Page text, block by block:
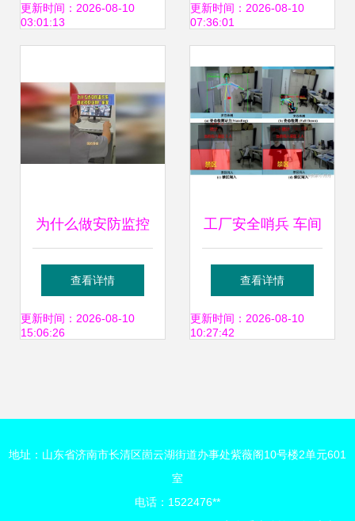
训装置的应用与价
更新时间：2026-08-10
03:01:13
统 守护安全，助推
更新时间：2026-08-10
07:36:01
为什么做安防监控
系统必须找专业厂
家 安全系统监控服
查看详情
更新时间：2026-08-10
15:06:26
工厂安全哨兵 车间
异常行为智能感知
系统测试报告
查看详情
更新时间：2026-08-10
10:27:42
地址：山东省济南市长清区崮云湖街道办事处紫薇阁10号楼2单元601
室
电话：1522476**